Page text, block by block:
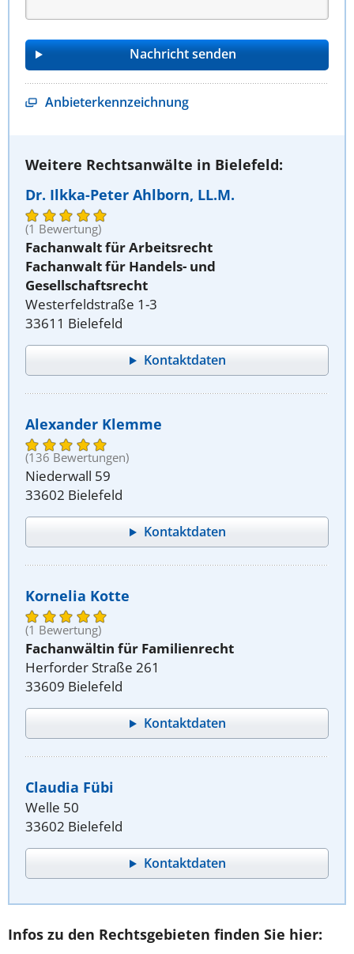
Anbieterkennzeichnung
Weitere Rechtsanwälte in Bielefeld:
Dr. Ilkka-Peter Ahlborn, LL.M.
(1 Bewertung)
Fachanwalt für Arbeitsrecht
Fachanwalt für Handels- und
Gesellschaftsrecht
Westerfeldstraße 1-3
33611 Bielefeld
Kontaktdaten
Alexander Klemme
(136 Bewertungen)
Niederwall 59
33602 Bielefeld
Kontaktdaten
Kornelia Kotte
(1 Bewertung)
Fachanwältin für Familienrecht
Herforder Straße 261
33609 Bielefeld
Kontaktdaten
Claudia Fübi
Welle 50
33602 Bielefeld
Kontaktdaten
Infos zu den Rechtsgebieten finden Sie hier: